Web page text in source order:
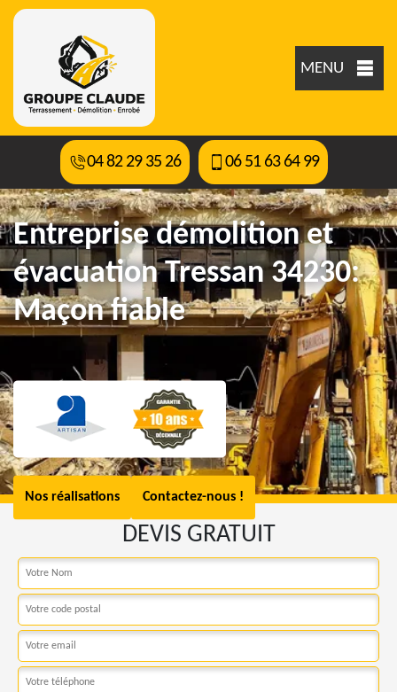
MENU
04 82 29 35 26 06 51 63 64 99
Entreprise démolition et
évacuation Tressan 34230:
Maçon fiable
Nos réalisations Contactez-nous !
DEVIS GRATUIT